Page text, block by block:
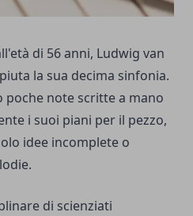
di 56 anni, Ludwig van
la sua decima sinfonia.
poche note scritte a mano
i suoi piani per il pezzo,
idee incomplete o
di scienziati